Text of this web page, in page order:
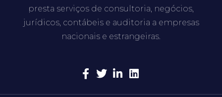
presta serviços de consultoria, negócios,
jurídicos, contábeis e auditoria a empresas
nacionais e estrangeiras.